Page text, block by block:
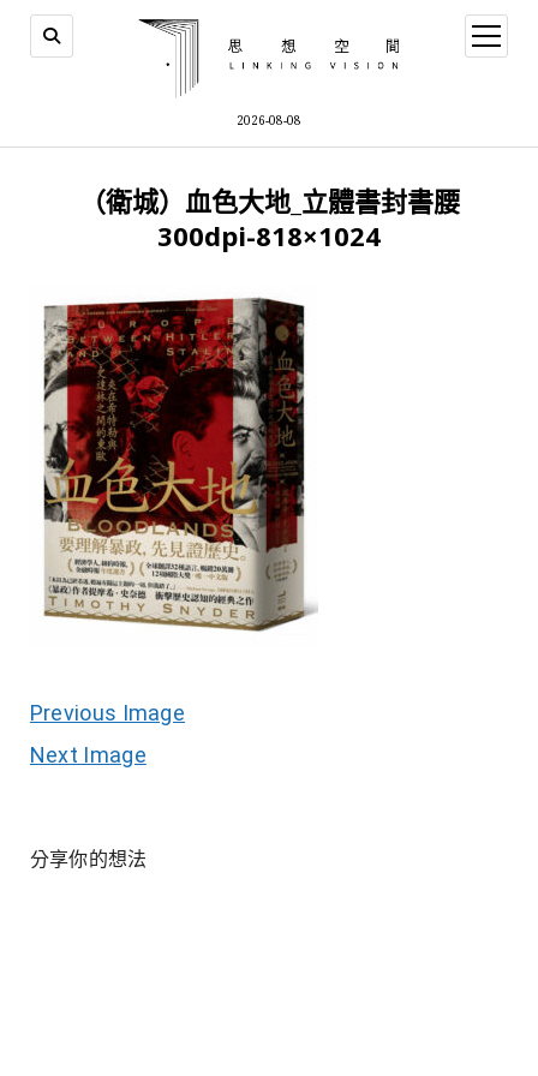
2026-08-08
open
menu
（衛城）血色大地_立體書封書腰
300dpi-818×1024
Previous Image
Next Image
分享你的想法